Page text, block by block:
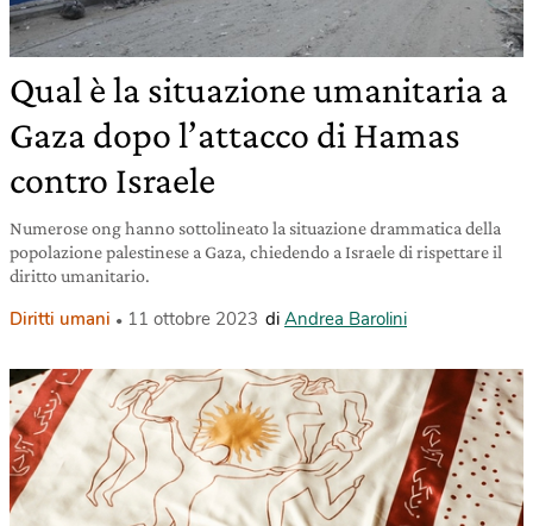
Qual è la situazione umanitaria a
Gaza dopo l’attacco di Hamas
contro Israele
Numerose ong hanno sottolineato la situazione drammatica della
popolazione palestinese a Gaza, chiedendo a Israele di rispettare il
diritto umanitario.
Diritti umani 11 ottobre 2023 di Andrea Barolini